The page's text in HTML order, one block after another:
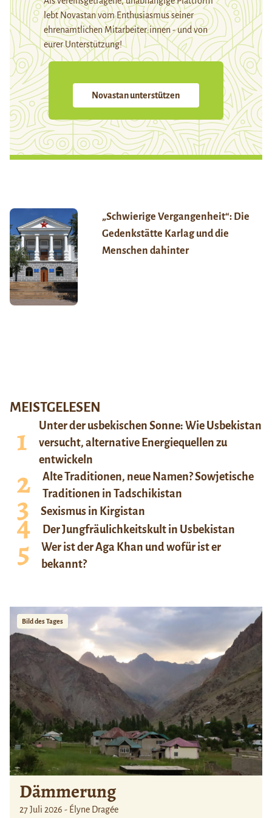
lebt Novastan vom Enthusiasmus seiner
ehrenamtlichen Mitarbeiter:innen - und von
eurer Unterstützung!
Novastan unterstützen
„Schwierige Vergangenheit“: Die
Gedenkstätte Karlag und die
Menschen dahinter
MEISTGELESEN
Unter der usbekischen Sonne: Wie Usbekistan
versucht, alternative Energiequellen zu
entwickeln
Alte Traditionen, neue Namen? Sowjetische
Traditionen in Tadschikistan
Sexismus in Kirgistan
Der Jungfräulichkeitskult in Usbekistan
Wer ist der Aga Khan und wofür ist er
bekannt?
Bild des Tages
Dämmerung
27 Juli 2026 - Élyne Dragée